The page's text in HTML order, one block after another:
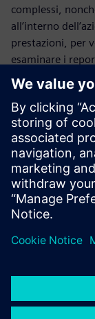
complessi,
all’interno
prestazioni, per
esaminare i
modifiche. I
tracciabilità
dell'audit,
identificare,
qualità del
Partecipa al
Teamcenter per
come
ritardi,
prodotti